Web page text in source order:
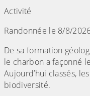
Activité
Randonnée le 8/8/
De sa formation
le charbon a façonné
Aujourd’hui classés,
biodiversité.